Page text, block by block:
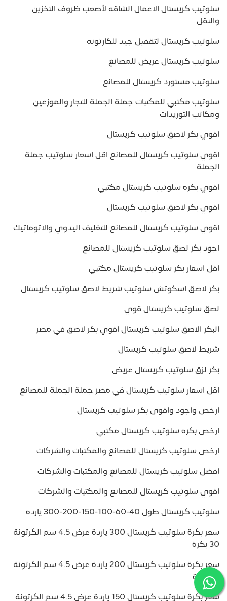
سلوتيب كريستال الاعمال الشاقه لأصعب ظروف التخزين
والنقل
سلوتيب كريستال لتقفيل جيد للكارتونه
سلوتيب كريستال عريض للمصانع
سلوتيب مستورد كريستال للمصانع
سلوتيب مكتبي للمكتبات جملة الجملة للتجار والموزعين
ومكاتب التوريدات
اقوي بكر لاصق سلوتيب كريستال
اقوي سلوتيب كريستال للمصانع اقل اسعار سلوتيب جملة
الجملة
اقوي بكره سلوتيب كريستال مكتبي
اقوي بكر لاصق سلوتيب كريستال
اقوي سلوتيب كريستال للمصانع للتغليف اليدوي والاتوماتيك
اجود بكر لصق سلوتيب كريستال للمصانع
اقل اسعار بكر سلوتيب كريستال مكتبي
بكر لاصق اسكوتش سلوتيب شريط لاصق سلوتيب كريستال
لصق سلوتيب كريستال قوي
البكر الاصق سلوتيب كريستال اقوي بكر لاصق في مصر
شريط لاصق سلوتيب كريستال
بكر لزق سلوتيب كريستال عريض
اقل اسعار سلوتيب كريستال في مصر جملة الجملة للمصانع
ارخص واجود واقوى بكر سلوتيب كريستال
ارخص بكره سلوتيب كريستال مكتبي
ارخص سلوتيب كريستال للمصانع والمكتبات والشركات
افضل سلوتيب كريستال للمصانع والمكتبات والشركات
اقوي سلوتيب كريستال للمصانع والمكتبات والشركات
سلوتيب كريستال طول 40-60-100-150-200-300 يارده
سعر بكرة سلوتيب كريستال 300 ياردة عرض 4.5 سم الكرتونة
30 بكرة
سعر بكرة سلوتيب كريستال 200 ياردة عرض 4.5 سم الكرتونة
36 بكرة
سعر بكرة سلوتيب كريستال 150 ياردة عرض 4.5 سم الكرتونة